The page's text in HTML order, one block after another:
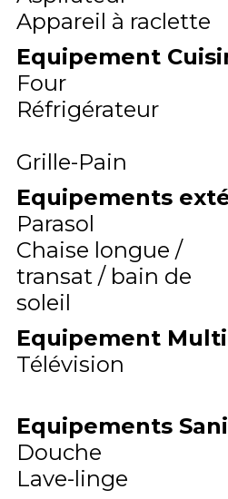
Appareil à raclette
Equipement
Four
Réfrigérateur
Grille-Pain
Equipements
Parasol
Chaise longue /
transat / bain de
soleil
Equipement
Télévision
Equipements
Douche
Lave-linge